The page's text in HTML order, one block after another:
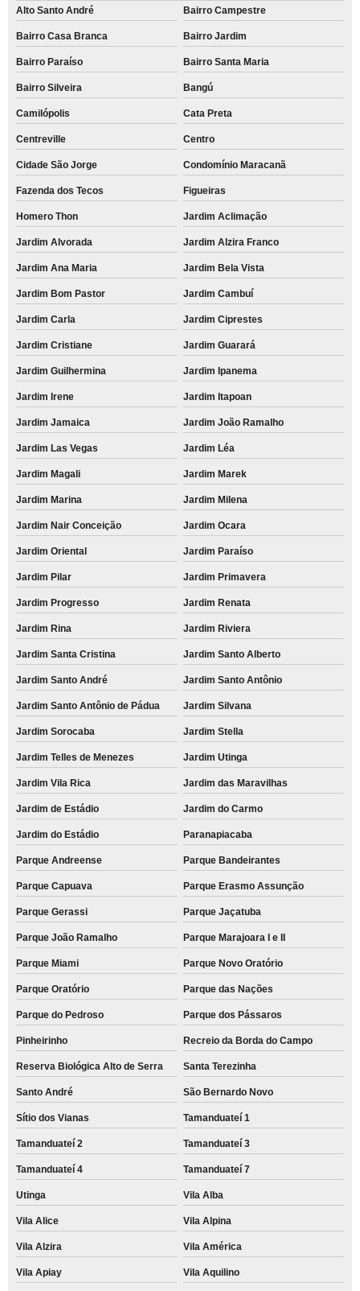
Alto Santo André Bairro Campestre
Bairro Casa Branca Bairro Jardim
Bairro Paraíso Bairro Santa Maria
Bairro Silveira Bangú
Camilópolis Cata Preta
Centreville Centro
Cidade São Jorge Condomínio Maracanã
Fazenda dos Tecos Figueiras
Homero Thon Jardim Aclimação
Jardim Alvorada Jardim Alzira Franco
Jardim Ana Maria Jardim Bela Vista
Jardim Bom Pastor Jardim Cambuí
Jardim Carla Jardim Ciprestes
Jardim Cristiane Jardim Guarará
Jardim Guilhermina Jardim Ipanema
Jardim Irene Jardim Itapoan
Jardim Jamaica Jardim João Ramalho
Jardim Las Vegas Jardim Léa
Jardim Magali Jardim Marek
Jardim Marina Jardim Milena
Jardim Nair Conceição Jardim Ocara
Jardim Oriental Jardim Paraíso
Jardim Pilar Jardim Primavera
Jardim Progresso Jardim Renata
Jardim Rina Jardim Riviera
Jardim Santa Cristina Jardim Santo Alberto
Jardim Santo André Jardim Santo Antônio
Jardim Santo Antônio de Pádua Jardim Silvana
Jardim Sorocaba Jardim Stella
Jardim Telles de Menezes Jardim Utinga
Jardim Vila Rica Jardim das Maravilhas
Jardim de Estádio Jardim do Carmo
Jardim do Estádio Paranapiacaba
Parque Andreense Parque Bandeirantes
Parque Capuava Parque Erasmo Assunção
Parque Gerassi Parque Jaçatuba
Parque João Ramalho Parque Marajoara I e II
Parque Miami Parque Novo Oratório
Parque Oratório Parque das Nações
Parque do Pedroso Parque dos Pássaros
Pinheirinho Recreio da Borda do Campo
Reserva Biológica Alto de Serra Santa Terezinha
Santo André São Bernardo Novo
Sítio dos Vianas Tamanduateí 1
Tamanduateí 2 Tamanduateí 3
Tamanduateí 4 Tamanduateí 7
Utinga Vila Alba
Vila Alice Vila Alpina
Vila Alzira Vila América
Vila Apiay Vila Aquilino